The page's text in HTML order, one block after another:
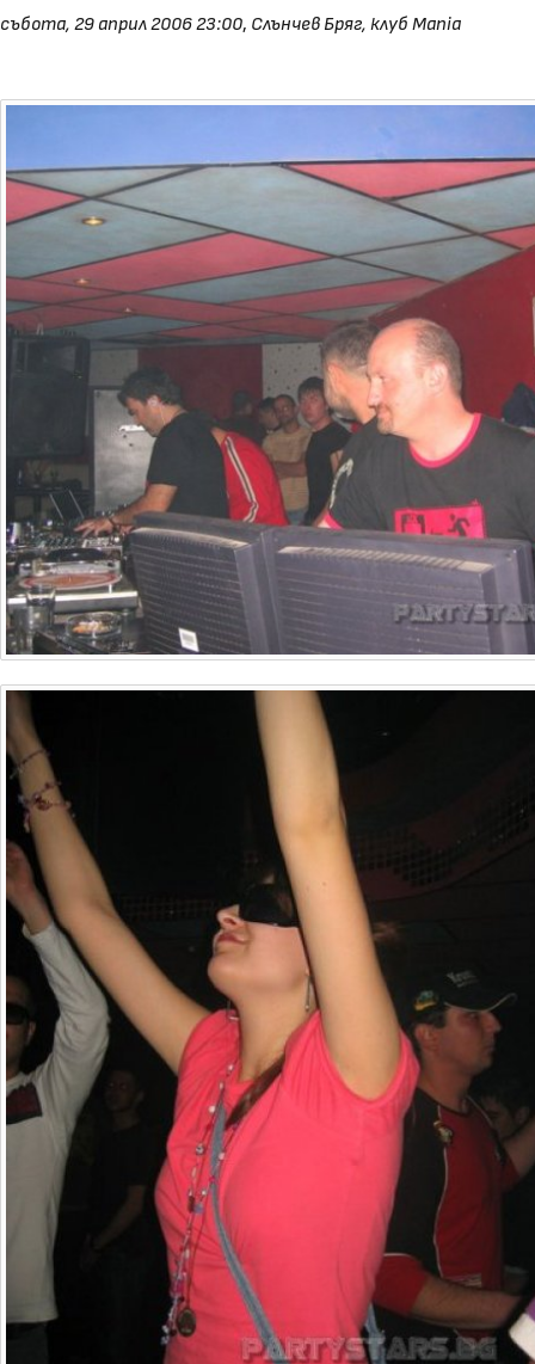
събота, 29 април 2006 23:00, Слънчев Бряг, клуб Mania